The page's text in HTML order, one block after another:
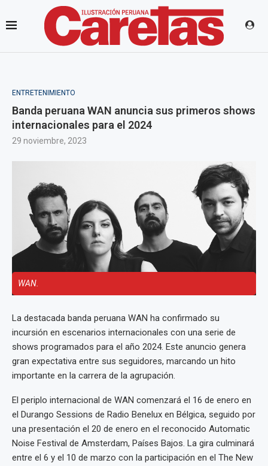
ENTRETENIMIENTO
Banda peruana WAN anuncia sus primeros shows
internacionales para el 2024
29 noviembre, 2023
WAN.
La destacada banda peruana WAN ha confirmado su
incursión en escenarios internacionales con una serie de
shows programados para el año 2024. Este anuncio genera
gran expectativa entre sus seguidores, marcando un hito
importante en la carrera de la agrupación.
El periplo internacional de WAN comenzará el 16 de enero en
el Durango Sessions de Radio Benelux en Bélgica, seguido por
una presentación el 20 de enero en el reconocido Automatic
Noise Festival de Amsterdam, Países Bajos. La gira culminará
entre el 6 y el 10 de marzo con la participación en el The New